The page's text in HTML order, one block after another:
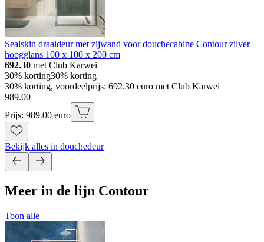
Sealskin draaideur met zijwand voor douchecabine Contour zilver
hoogglans 100 x 100 x 200 cm
692.30 met Club Karwei
30% korting30% korting
30% korting, voordeelprijs: 692.30 euro met Club Karwei
989.00
Prijs: 989.00 euro
Bekijk alles in douchedeur
Meer in de lijn Contour
Toon alle